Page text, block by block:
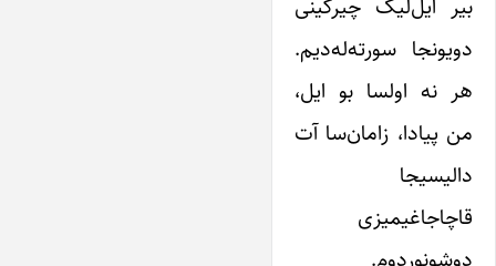
دویونجا سورته‌له‌دیم.
هر نه اولسا بو ایل،
من پیادا، زامان‌سا آت
دالیسیجا
قاچاجاغیمیزی
دوشونوردوم.